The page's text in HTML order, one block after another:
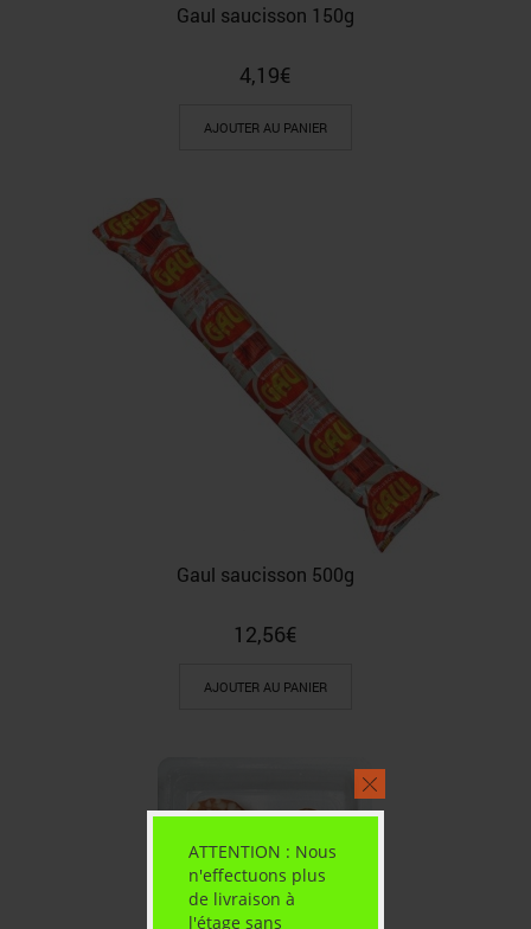
ATTENTION : Nous
n'effectuons plus
de livraison à
l'étage sans
Gaul saucisson 150g
4,19€
AJOUTER AU PANIER
Gaul saucisson 500g
12,56€
AJOUTER AU PANIER